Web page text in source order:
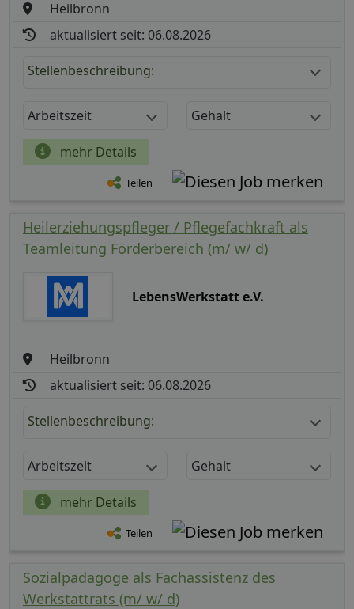
Heilbronn
aktualisiert seit: 06.08.2026
Stellenbeschreibung:
Arbeitszeit Gehalt
mehr Details
Teilen
Heilerziehungspfleger / Pflegefachkraft als
Teamleitung Förderbereich (m/ w/ d)
LebensWerkstatt e.V.
Heilbronn
aktualisiert seit: 06.08.2026
Stellenbeschreibung:
Arbeitszeit Gehalt
mehr Details
Teilen
Sozialpädagoge als Fachassistenz des
Werkstattrats (m/ w/ d)